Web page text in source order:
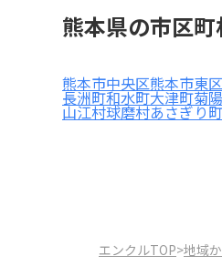
熊本県の市区
熊本市中央区熊本市東区
長洲町和水町大津町菊
山江村球磨村あさぎり町
エンクルTOP>地域